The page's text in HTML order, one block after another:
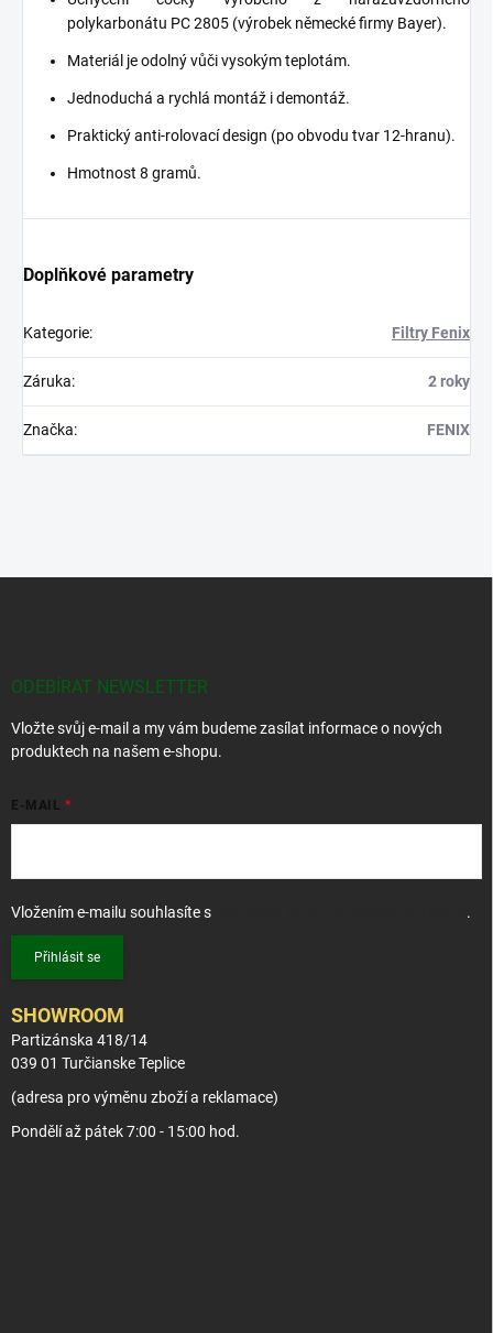
polykarbonátu PC 2805 (výrobek německé firmy Bayer).
Materiál je odolný vůči vysokým teplotám.
Jednoduchá a rychlá montáž i demontáž.
Praktický anti-rolovací design (po obvodu tvar 12-hranu).
Hmotnost 8 gramů.
Doplňkové parametry
Kategorie: Filtry Fenix
Záruka: 2 roky
Značka: FENIX
ODEBÍRAT NEWSLETTER
Vložte svůj e-mail a my vám budeme zasílat informace o nových
produktech na našem e-shopu.
E-MAIL
Vložením e-mailu souhlasíte s .
Přihlásit se
SHOWROOM
Partizánska 418/14
039 01 Turčianske Teplice
(adresa pro výměnu zboží a reklamace)
Pondělí až pátek 7:00 - 15:00 hod.